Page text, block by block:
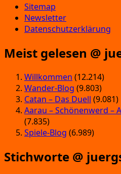
Sitemap
Newsletter
Datenschutzerklärung
Meist gelesen @
Willkommen (12.214)
Wander-Blog (9.803)
Catan – Das Duell (9.081)
Aarau – Schönenwerd –
(7.835)
Spiele-Blog (6.989)
Stichworte @